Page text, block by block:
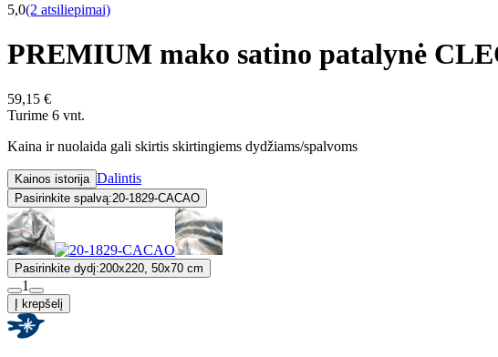
5,0(2 atsiliepimai)
PREMIUM mako satino patalynė
59,15 €
Turime 6 vnt.
Kaina ir nuolaida gali skirtis skirtingiems dydžiams/spalvoms
Kainos istorija Dalintis
Pasirinkite spalvą:20-1829-CACAO
Pasirinkite dydį:200x220, 50x70 cm
1
Į krepšelį